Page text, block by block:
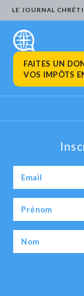
LE JOURNAL
FAITES UN
VOS IMPÔTS